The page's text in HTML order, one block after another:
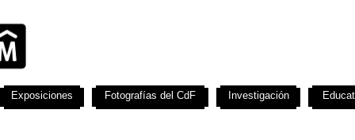
Exposiciones Fotografías del CdF Investigación